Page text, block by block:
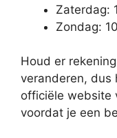
Zaterdag:
Zondag:
Houd er
veranderen, dus
officiële website
voordat je een